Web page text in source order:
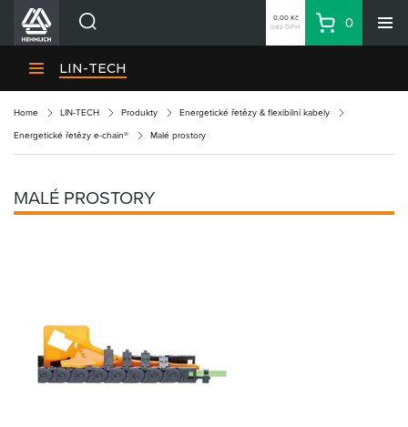
Divize HENNLICH
Blog
Kariéra
O firmě
CZK
Nákupní seznam
0,00 Kč
bez DPH
Košík
0
LIN-TECH
Home LIN-TECH Produkty Energetické řetězy & flexibilní kabely
Energetické řetězy e-chain® Malé prostory
MALÉ PROSTORY